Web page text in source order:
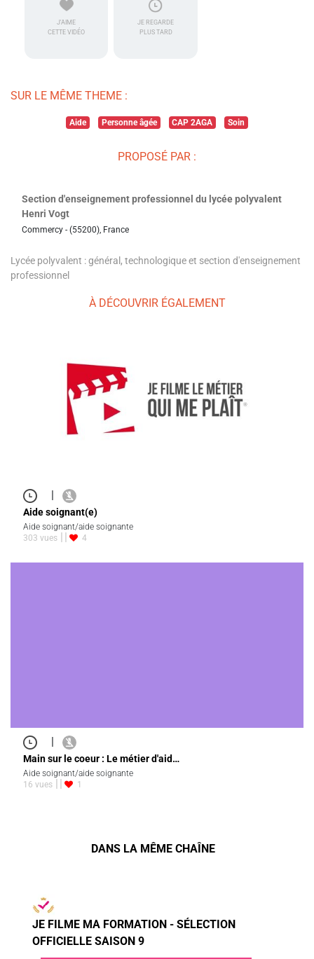
J'AIME
CETTE VIDÉO
JE REGARDE
PLUS TARD
SUR LE MÊME THEME :
Aide Personne âgée CAP 2AGA Soin
PROPOSÉ PAR :
Section d'enseignement professionnel du lycée polyvalent
Henri Vogt
Commercy - (55200), France
Lycée polyvalent : général, technologique et section d'enseignement
professionnel
À DÉCOUVRIR ÉGALEMENT
Aide soignant(e)
Aide soignant/aide soignante
303 vues
4
|
Main sur le coeur : Le métier d'aid…
Aide soignant/aide soignante
16 vues
1
DANS LA MÊME CHAÎNE
JE FILME MA FORMATION - SÉLECTION
OFFICIELLE SAISON 9